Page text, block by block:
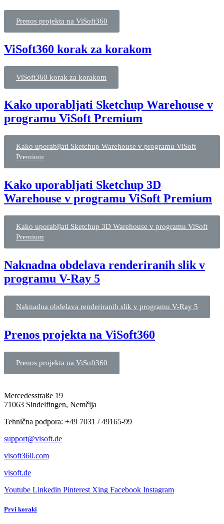
Prenos projekta na ViSoft360
ViSoft360 korak za korakom
ViSoft360 korak za korakom
Kako uporabljati Sketchup Warehouse v
programu ViSoft Premium
Kako uporabljati Sketchup Warehouse v programu ViSoft
Premium
Kako uporabljati Sketchup 3D
Warehouse v programu ViSoft Premium
Kako uporabljati Sketchup 3D Warehouse v programu ViSoft
Premium
Naknadna obdelava renderiranih slik v
programu V-Ray 5
Naknadna obdelava renderiranih slik v programu V-Ray 5
Prenos projekta na ViSoft360
Prenos projekta na ViSoft360
Mercedesstraße 19
71063 Sindelfingen, Nemčija
Tehnična podpora: +49 7031 / 49165-99
support@visoft.de
visoft360.com
visoft.de
Youtube Linkedin Pinterest Xing Facebook Instagram
Prvi koraki